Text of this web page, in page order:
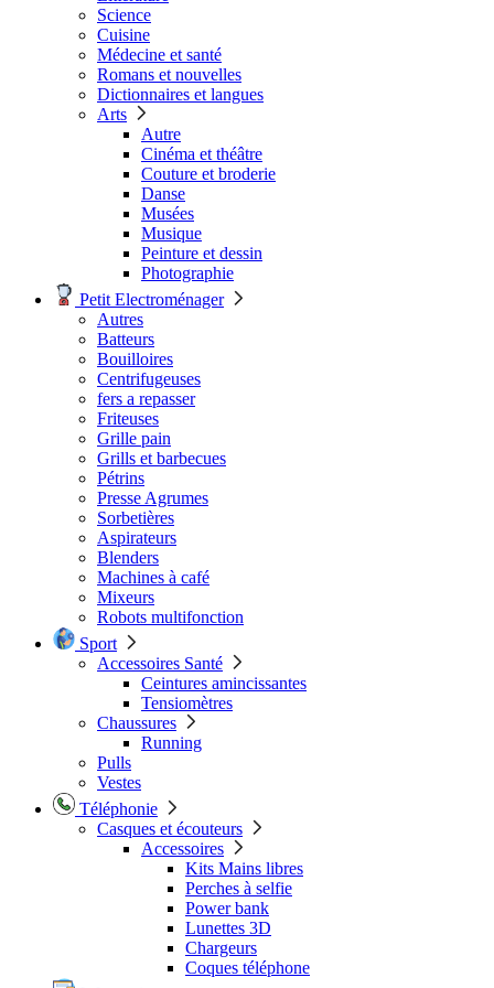
Science
Cuisine
Médecine et santé
Romans et nouvelles
Dictionnaires et langues
Arts
Autre
Cinéma et théâtre
Couture et broderie
Danse
Musées
Musique
Peinture et dessin
Photographie
Petit Electroménager
Autres
Batteurs
Bouilloires
Centrifugeuses
fers a repasser
Friteuses
Grille pain
Grills et barbecues
Pétrins
Presse Agrumes
Sorbetières
Aspirateurs
Blenders
Machines à café
Mixeurs
Robots multifonction
Sport
Accessoires Santé
Ceintures amincissantes
Tensiomètres
Chaussures
Running
Pulls
Vestes
Téléphonie
Casques et écouteurs
Accessoires
Kits Mains libres
Perches à selfie
Power bank
Lunettes 3D
Chargeurs
Coques téléphone